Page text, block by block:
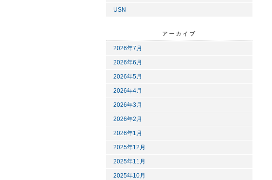
USN
アーカイブ
2026年7月
2026年6月
2026年5月
2026年4月
2026年3月
2026年2月
2026年1月
2025年12月
2025年11月
2025年10月